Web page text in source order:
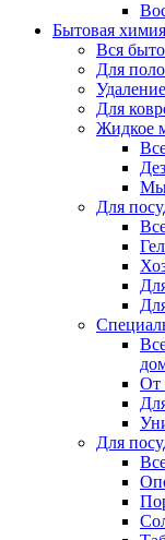
Бытовая химия
Вся
Для
Для
Жидкое
Для
От
Для